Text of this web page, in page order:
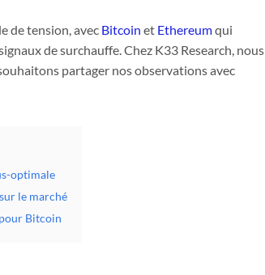
de tension, avec Bitcoin et Ethereumqui
de surchauffe. Chez K33 Research, nous
partager nos observations avec
optimale
le marché
Bitcoin